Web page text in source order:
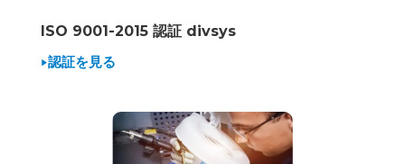
ISO 9001-2015 認証 divsys
認証を見る